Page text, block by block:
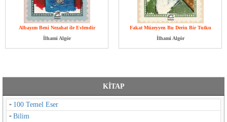
Albayım Beni Nezahat ile Evlendir
İlhami Algör
Fakat Müzeyyen Bu Derin Bir Tutku
İlhami Algör
KİTAP
100 Temel Eser
Bilim